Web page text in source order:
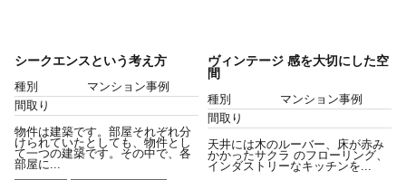
シークエンスという考え方
種別
マンション事例
間取り
物件は建築です。部屋それぞれ分
けられていたとしても、物件とし
て一つの建築です。その中で、各
部屋に...
ヴィンテージ 感を大切にした空
間
種別
マンション事例
間取り
天井には木のルーバー、床が赤み
かかったサクラ のフローリング、
インダストリーなキッチンを...